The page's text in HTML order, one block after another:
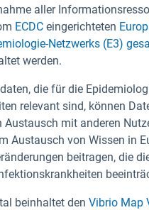
aller
ECDC eingerichteten
Netzwerks (E3)
werden.
die für die
relevant sind, können
Austausch mit anderen
Austausch von Wissen in
beitragen, die
beinhaltet den Vibrio Map